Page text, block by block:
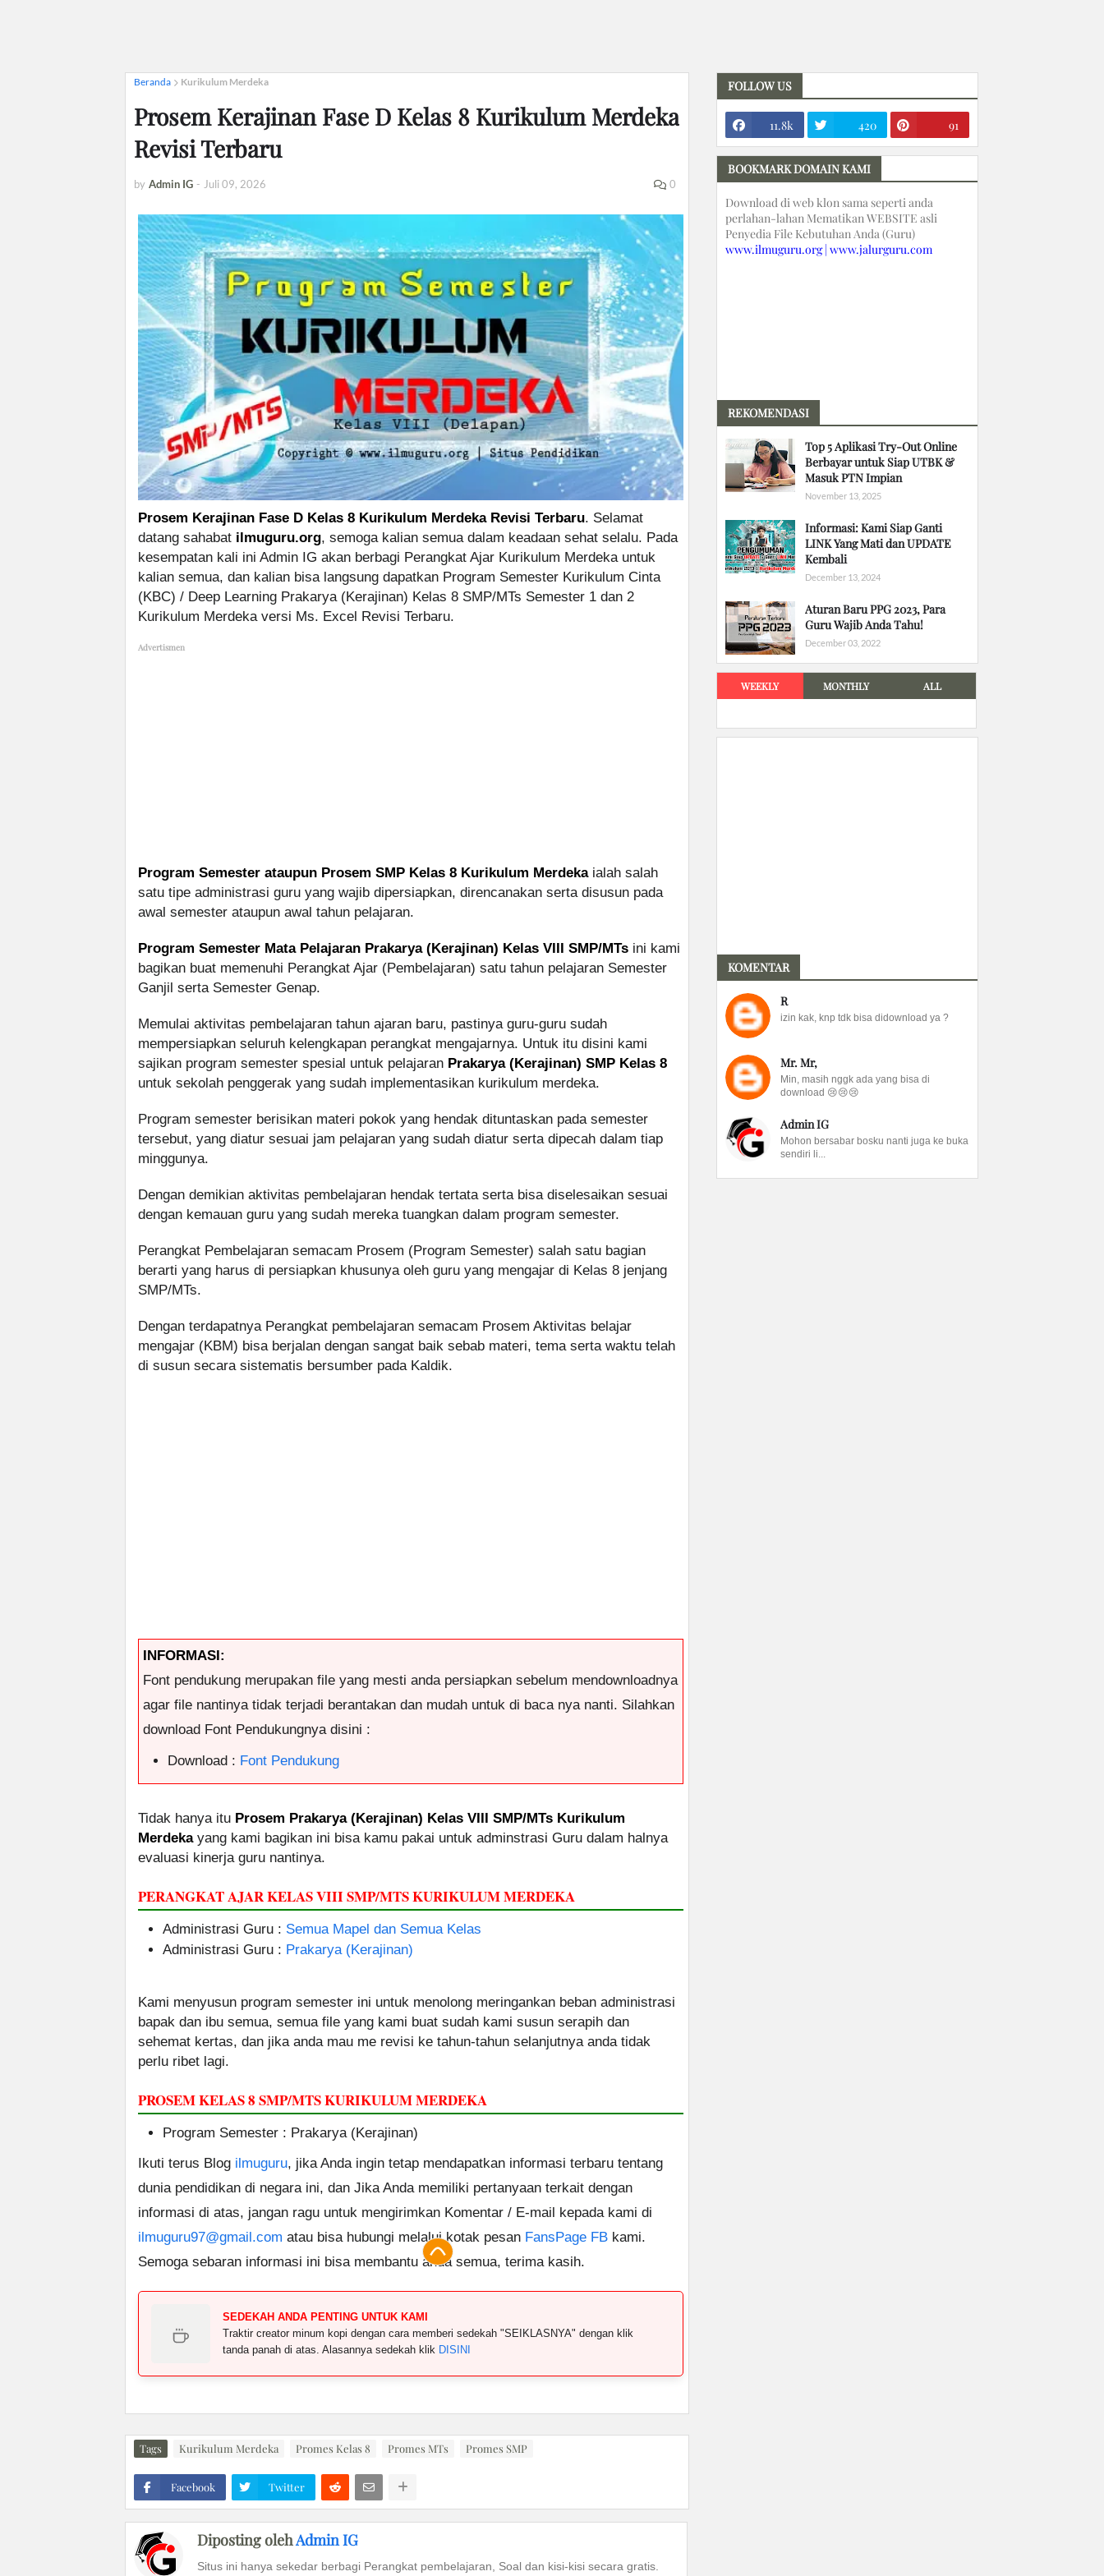
Beranda Kurikulum Merdeka
Prosem Kerajinan Fase D Kelas 8 Kurikulum Merdeka
Revisi Terbaru
by Admin IG - Juli 09, 2026 0
Prosem Kerajinan Fase D Kelas 8 Kurikulum Merdeka Revisi Terbaru. Selamat
datang sahabat ilmuguru.org, semoga kalian semua dalam keadaan sehat selalu. Pada
kesempatan kali ini Admin IG akan berbagi Perangkat Ajar Kurikulum Merdeka untuk
kalian semua, dan kalian bisa langsung dapatkan Program Semester Kurikulum Cinta
(KBC) / Deep Learning Prakarya (Kerajinan) Kelas 8 SMP/MTs Semester 1 dan 2
Kurikulum Merdeka versi Ms. Excel Revisi Terbaru.
Advertismen
Program Semester ataupun Prosem SMP Kelas 8 Kurikulum Merdekaialah salah
satu tipe administrasi guru yang wajib dipersiapkan, direncanakan serta disusun pada
awal semester ataupun awal tahun pelajaran.
Program Semester Mata Pelajaran Prakarya (Kerajinan) Kelas VIII SMP/MTs ini kami
bagikan buat memenuhi Perangkat Ajar (Pembelajaran) satu tahun pelajaran Semester
Ganjil serta Semester Genap.
Memulai aktivitas pembelajaran tahun ajaran baru, pastinya guru-guru sudah
mempersiapkan seluruh kelengkapan perangkat mengajarnya. Untuk itu disini kami
sajikan program semester spesial untuk pelajaran Prakarya (Kerajinan) SMP Kelas 8
untuk sekolah penggerak yang sudah implementasikan kurikulum merdeka.
Program semester berisikan materi pokok yang hendak dituntaskan pada semester
tersebut, yang diatur sesuai jam pelajaran yang sudah diatur serta dipecah dalam tiap
minggunya.
Dengan demikian aktivitas pembelajaran hendak tertata serta bisa diselesaikan sesuai
dengan kemauan guru yang sudah mereka tuangkan dalam program semester.
Perangkat Pembelajaran semacam Prosem (Program Semester) salah satu bagian
berarti yang harus di persiapkan khusunya oleh guru yang mengajar di Kelas 8 jenjang
SMP/MTs.
Dengan terdapatnya Perangkat pembelajaran semacam Prosem Aktivitas belajar
mengajar (KBM) bisa berjalan dengan sangat baik sebab materi, tema serta waktu telah
di susun secara sistematis bersumber pada Kaldik.
INFORMASI:
Font pendukung merupakan file yang mesti anda persiapkan sebelum mendownloadnya
agar file nantinya tidak terjadi berantakan dan mudah untuk di baca nya nanti. Silahkan
download Font Pendukungnya disini :
Download : Font Pendukung
Tidak hanya itu Prosem Prakarya (Kerajinan) Kelas VIII SMP/MTs Kurikulum
Merdekayang kami bagikan ini bisa kamu pakai untuk adminstrasi Guru dalam halnya
evaluasi kinerja guru nantinya.
PERANGKAT AJAR KELAS VIII SMP/MTS KURIKULUM MERDEKA
Administrasi Guru : Semua Mapel dan Semua Kelas
Administrasi Guru : Prakarya (Kerajinan)
Kami menyusun program semester ini untuk menolong meringankan beban administrasi
bapak dan ibu semua, semua file yang kami buat sudah kami susun serapih dan
sehemat kertas, dan jika anda mau me revisi ke tahun-tahun selanjutnya anda tidak
perlu ribet lagi.
PROSEM KELAS 8 SMP/MTS KURIKULUM MERDEKA
Program Semester : Prakarya (Kerajinan)
Ikuti terus Blog ilmuguru, jika Anda ingin tetap mendapatkan informasi terbaru tentang
dunia pendidikan di negara ini, dan Jika Anda memiliki pertanyaan terkait dengan
informasi di atas, jangan ragu untuk mengirimkan Komentar / E-mail kepada kami di
ilmuguru97@gmail.com atau bisa hubungi melalui kotak pesan FansPage FB kami.
Semoga sebaran informasi ini bisa membantu anda semua, terima kasih.
SEDEKAH ANDA PENTING UNTUK KAMI
Traktir creator minum kopi dengan cara memberi sedekah "SEIKLASNYA" dengan klik
tanda panah di atas. Alasannya sedekah klik DISINI
Tags Kurikulum Merdeka Promes Kelas 8 Promes MTs Promes SMP
Facebook Twitter
Diposting olehAdmin IG
Situs ini hanya sekedar berbagi Perangkat pembelajaran, Soal dan kisi-kisi secara gratis.
FOLLOW US
11.8k 420 91
BOOKMARK DOMAIN KAMI
Download di web klon sama seperti anda
perlahan-lahan Mematikan WEBSITE asli
Penyedia File Kebutuhan Anda (Guru)
www.ilmuguru.org | www.jalurguru.com
REKOMENDASI
Top 5 Aplikasi Try-Out Online
Berbayar untuk Siap UTBK &
Masuk PTN Impian
November 13, 2025
Informasi: Kami Siap Ganti
LINK Yang Mati dan UPDATE
Kembali
December 13, 2024
Aturan Baru PPG 2023, Para
Guru Wajib Anda Tahu!
December 03, 2022
WEEKLY MONTHLY ALL
KOMENTAR
R
izin kak, knp tdk bisa didownload ya ?
Mr. Mr,
Min, masih nggk ada yang bisa di
download 😢😢😢
Admin IG
Mohon bersabar bosku nanti juga ke buka
sendiri li...